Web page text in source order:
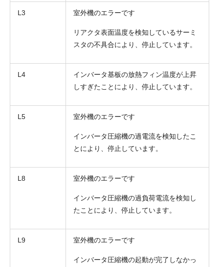
L3 室外機のエラーです
リアクタ表面温度を検知しているサーミ
スタの不具合により、停止しています。
L4
インバータ基板の放熱フィン温度が上昇
しすぎたことにより、停止しています。
L5 室外機のエラーです
インバータ圧縮機の過電流を検知したこ
とにより、停止しています。
L8 室外機のエラーです
インバータ圧縮機の過負荷電流を検知し
たことにより、停止しています。
L9 室外機のエラーです
インバータ圧縮機の起動が完了しなかっ